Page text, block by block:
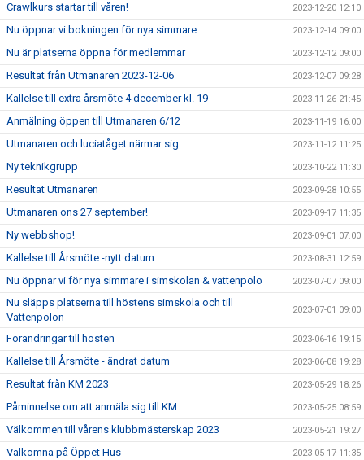
Crawlkurs startar till våren! 2023-12-20 12:10
Nu öppnar vi bokningen för nya simmare 2023-12-14 09:00
Nu är platserna öppna för medlemmar 2023-12-12 09:00
Resultat från Utmanaren 2023-12-06 2023-12-07 09:28
Kallelse till extra årsmöte 4 december kl. 19 2023-11-26 21:45
Anmälning öppen till Utmanaren 6/12 2023-11-19 16:00
Utmanaren och luciatåget närmar sig 2023-11-12 11:25
Ny teknikgrupp 2023-10-22 11:30
Resultat Utmanaren 2023-09-28 10:55
Utmanaren ons 27 september! 2023-09-17 11:35
Ny webbshop! 2023-09-01 07:00
Kallelse till Årsmöte -nytt datum 2023-08-31 12:59
Nu öppnar vi för nya simmare i simskolan & vattenpolo 2023-07-07 09:00
Nu släpps platserna till höstens simskola och till
Vattenpolon
2023-07-01 09:00
Förändringar till hösten 2023-06-16 19:15
Kallelse till Årsmöte - ändrat datum 2023-06-08 19:28
Resultat från KM 2023 2023-05-29 18:26
Påminnelse om att anmäla sig till KM 2023-05-25 08:59
Välkommen till vårens klubbmästerskap 2023 2023-05-21 19:27
Välkomna på Öppet Hus 2023-05-17 11:35